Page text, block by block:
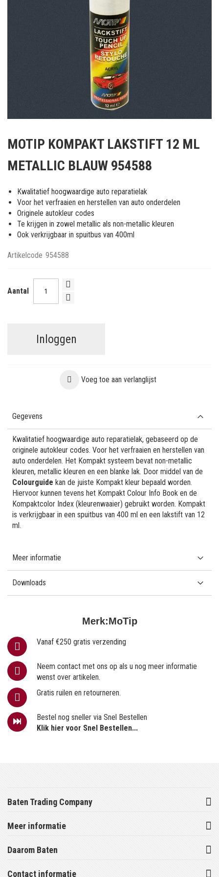
het
van
afbeeldingen-
gallerij
MOTIP KOMPAKT LAKSTIFT 12 ML
METALLIC BLAUW 954588
Kwalitatief hoogwaardige auto reparatielak
Voor het verfraaien en herstellen van auto onderdelen
Originele autokleur codes
Te krijgen in zowel metallic als non-metallic kleuren
Ook verkrijgbaar in spuitbus van 400ml
Artikelcode 954588
Aantal
Inloggen
Voeg toe aan verlanglijst
Merk:MoTip
Vanaf €250 gratis verzending
Neem contact met ons op als u nog meer informatie
wenst over artikelen.
Gratis ruilen en retourneren.
Bestel nog sneller via Snel Bestellen
Klik hier voor Snel Bestellen...
Gegevens
Kwalitatief hoogwaardige auto reparatielak, gebaseerd op de
originele autokleur codes. Voor het verfraaien en herstellen van
auto onderdelen. Het Kompakt systeem bevat non-metallic
kleuren, metallic kleuren en een blanke lak. Door middel van de
Colourguide kan de juiste Kompakt kleur bepaald worden.
Hiervoor kunnen tevens het Kompakt Colour Info Book en de
Kompaktcolor Index (kleurenwaaier) gebruikt worden. Kompakt
is verkrijgbaar in een spuitbus van 400 ml en een lakstift van 12
ml.
Meer informatie
Downloads
Baten Trading Company
Meer informatie
Daarom Baten
Contact informatie